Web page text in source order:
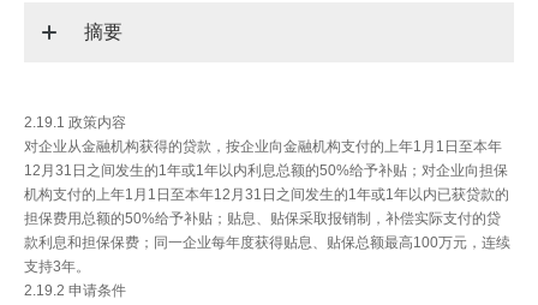
摘要
2.19.1 政策内容
对企业从金融机构获得的贷款，按企业向金融机构支付的上年1月1日至本年
12月31日之间发生的1年或1年以内利息总额的50%给予补贴；对企业向担保
机构支付的上年1月1日至本年12月31日之间发生的1年或1年以内已获贷款的
担保费用总额的50%给予补贴；贴息、贴保采取报销制，补偿实际支付的贷
款利息和担保保费；同一企业每年度获得贴息、贴保总额最高100万元，连续
支持3年。
2.19.2 申请条件